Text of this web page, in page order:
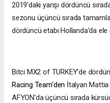
2019'daki yarışı dördüncü
sezonu üçüncü sırada
dördüncü etabı Hollanda'da
Bitci MX2 of TURKEY'de
Racing Team'den İtalyan
AFYON'da üçüncü sırada